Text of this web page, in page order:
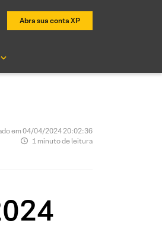
Abra sua conta XP
em 04/04/2024 20:02:36
1 minuto de leitura